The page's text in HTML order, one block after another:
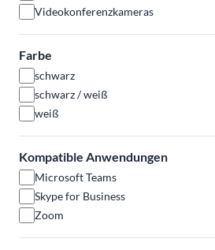
Videokonferenzkameras
Farbe
schwarz
schwarz / weiß
weiß
Kompatible Anwendungen
Microsoft Teams
Skype for Business
Zoom